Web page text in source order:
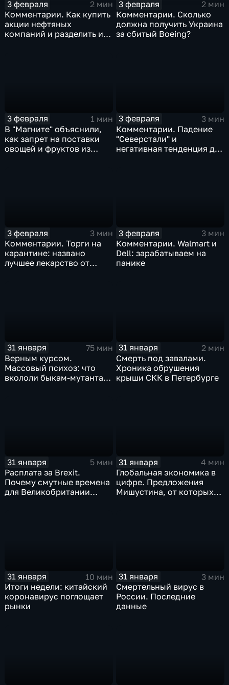
3 февраля
2 мин
Комментарии. Как купить
акции нефтяных
компаний и разделить их
3 февраля
2 мин
Комментарии. Сколько
должна получить Украина
за сбитый Boeing?
3 февраля
1 мин
В "Магните" объяснили,
как запрет на поставки
овощей и фруктов из
3 февраля
3 мин
Комментарии. Падение
"Северстали" и
негативная тенденция для
3 февраля
3 мин
Комментарии. Торги на
карантине: названо
лучшее лекарство от
3 февраля
3 мин
Комментарии. Walmart и
Dell: зарабатываем на
панике
31 января
75 мин
Верным курсом.
Массовый психоз: что
вкололи быкам-мутантам,
31 января
2 мин
Смерть под завалами.
Хроника обрушения
крыши СКК в Петербурге
31 января
5 мин
Расплата за Brexit.
Почему смутные времена
для Великобритании
31 января
4 мин
Глобальная экономика в
цифре. Предложения
Мишустина, от которых
31 января
10 мин
Итоги недели: китайский
коронавирус поглощает
рынки
31 января
3 мин
Смертельный вирус в
России. Последние
данные